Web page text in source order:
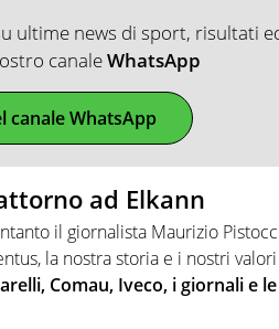
ultime news di sport, risultati
canaleWhatsApp
canale WhatsApp
ad Elkann
il giornalista Maurizio
la nostra storia e i nostri
Comau, Iveco, i giornali e